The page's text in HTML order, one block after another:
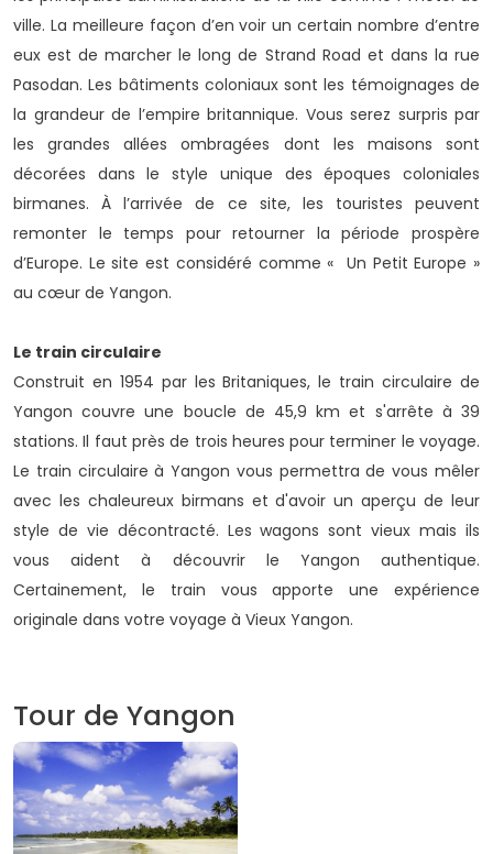
ville. La meilleure façon d’en voir un certain nombre d’entre
eux est de marcher le long de Strand Road et dans la rue
Pasodan. Les bâtiments coloniaux sont les témoignages de
la grandeur de l’empire britannique. Vous serez surpris par
les grandes allées ombragées dont les maisons sont
décorées dans le style unique des époques coloniales
birmanes. À l’arrivée de ce site, les touristes peuvent
remonter le temps pour retourner la période prospère
d’Europe. Le site est considéré comme « Un Petit Europe »
au cœur de Yangon.
Le train circulaire
Construit en 1954 par les Britaniques, le train circulaire de
Yangon couvre une boucle de 45,9 km et s'arrête à 39
stations. Il faut près de trois heures pour terminer le voyage.
Le train circulaire à Yangon vous permettra de vous mêler
avec les chaleureux birmans et d'avoir un aperçu de leur
style de vie décontracté. Les wagons sont vieux mais ils
vous aident à découvrir le Yangon authentique.
Certainement, le train vous apporte une expérience
originale dans votre voyage à Vieux Yangon.
Tour de Yangon